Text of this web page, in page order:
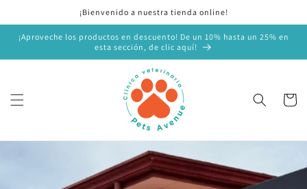
¡Bienvenido a nuestra tienda online!
¡Aproveche los productos en descuento! De un 10% hasta un 25% en
esta sección, de clic aquí!
Carrito